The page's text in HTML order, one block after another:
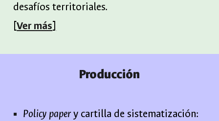
desafíos territoriales.
[Ver más]
Producción
Policy papery cartilla de sistematización: